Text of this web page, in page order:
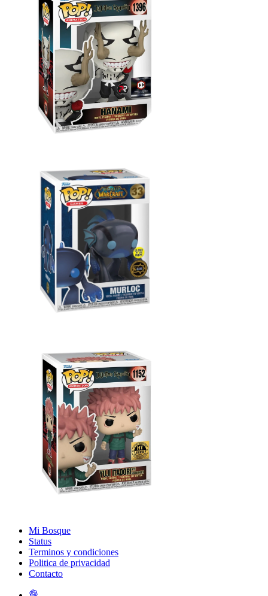
Mi Bosque
Status
Terminos y condiciones
Politica de privacidad
Contacto